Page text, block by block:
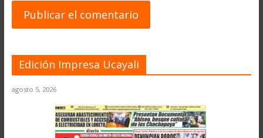
Edición Impresa Ucayali
agosto 5, 2026